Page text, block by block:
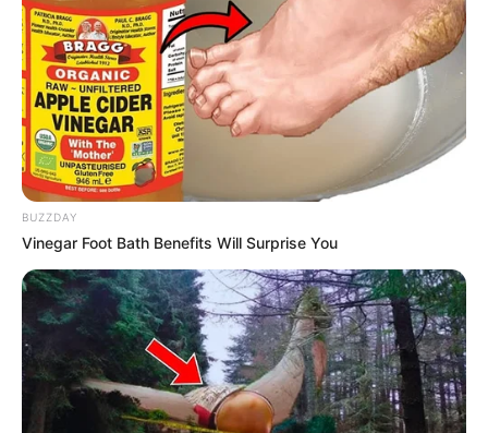
de funcionarios antiguos
en la Alcaldía de
Cartagena
Con solo un mes en el
Escuela Taller Cartagena
de Indias
BUZZDAY
Vinegar Foot Bath Benefits Will Surprise You